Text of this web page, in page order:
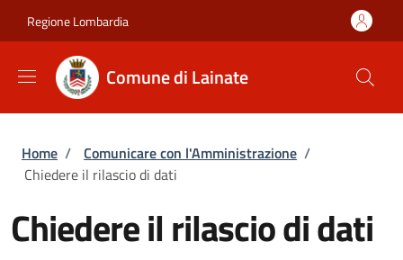
Regione Lombardia
Comune di Lainate
Briciole di pane
Home / Comunicare con l'Amministrazione /
Chiedere il rilascio di dati
Chiedere il rilascio di dati